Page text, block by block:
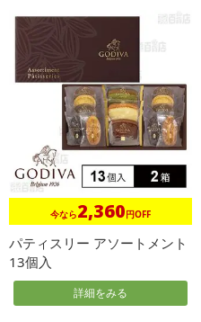
今なら2,360円OFF
パティスリー アソートメント
13個入
詳細をみる